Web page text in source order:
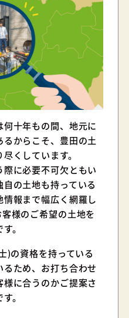
十年もの間、地元に
からこそ、豊田の土
くしています。
に必要不可欠ともい
の土地も持っている
報まで幅広く網羅し
様のご希望の土地を
。
)の資格を持っている
ため、お打ち合わせ
に合うのかご提案さ
。